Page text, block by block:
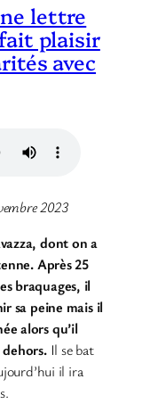
lettre
plaisir
avec
2023
dont on a
Après 25
braquages, il
sa peine mais il
alors qu’il
Il se bat
il ira